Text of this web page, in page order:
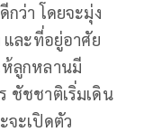
กว่า โดยจะมุ่ง
และที่อยู่อาศัย
ห้ลูกหลานมี
ชัชชาติเริ่มเดิน
จะเปิดตัว